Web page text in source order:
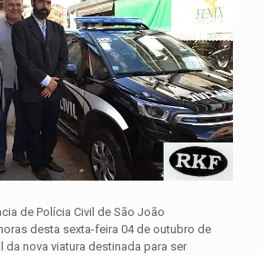
de Polícia Civil de São João
desta sexta-feira 04 de outubro de
da nova viatura destinada para ser